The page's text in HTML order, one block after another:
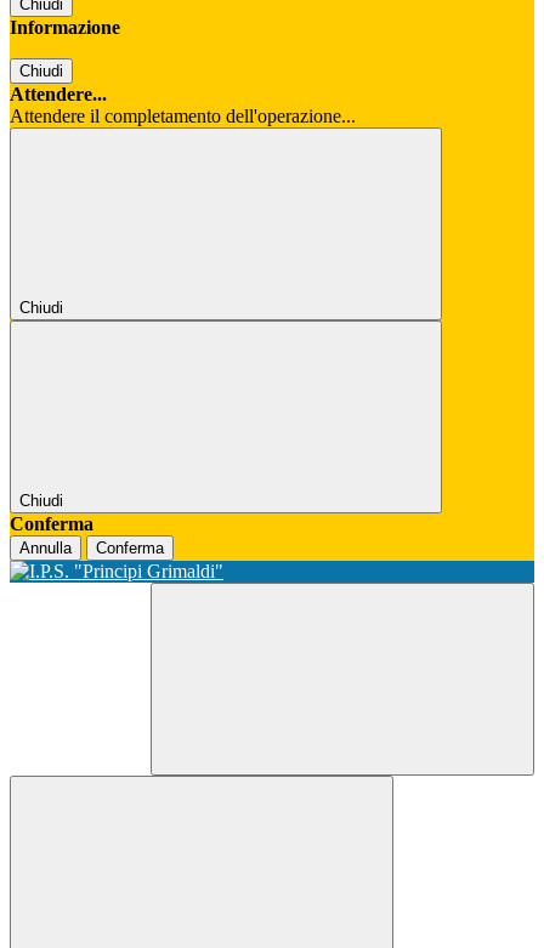
Chiudi
Informazione
Chiudi
Attendere...
Attendere il completamento dell'operazione...
Chiudi
Chiudi
Conferma
Annulla Conferma